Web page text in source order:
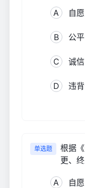
A 自愿
B 公平
C 诚信
D 违
单选题
根据
更、
A 自愿